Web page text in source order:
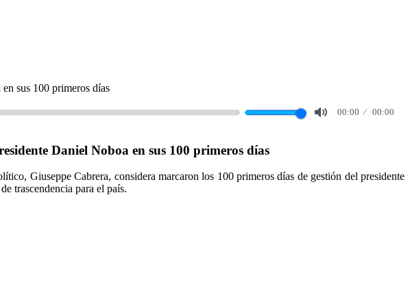
00:00 00:00
Daniel Noboa en sus 100 primeros días
Giuseppe Cabrera, considera marcaron los 100 primeros días de gestión del presidente
trascendencia para el país.